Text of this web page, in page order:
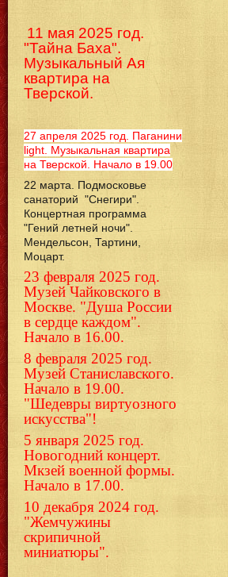
11 мая 2025 год.
"Тайна Баха".
Музыкальный Ая
квартира на
Тверской.
27 апреля 2025 год. Паганини
light. Музыкальная квартира
на Тверской. Начало в 19.00
22 марта. Подмосковье
санаторий "Снегири".
Концертная программа
"Гений летней ночи".
Мендельсон, Тартини,
Моцарт.
23 февраля 2025 год.
Музей Чайковского в
Москве. "Душа России
в сердце каждом".
Начало в 16.00.
8 февраля 2025 год.
Музей Станиславского.
Начало в 19.00.
"Шедевры виртуозного
искусства"!
5 января 2025 год.
Новогодний концерт.
Мкзей военной формы.
Начало в 17.00.
10 декабря 2024 год.
"Жемчужины
скрипичной
миниатюры".